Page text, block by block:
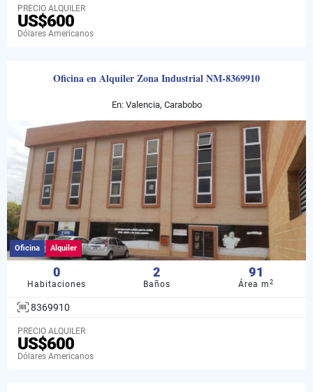
PRECIO ALQUILER
US$600
Dólares Americanos
Oficina en Alquiler Zona Industrial NM-8369910
En: Valencia, Carabobo
Oficina Alquiler
0
Habitaciones
2
Baños
91
Área m2
8369910
PRECIO ALQUILER
US$600
Dólares Americanos